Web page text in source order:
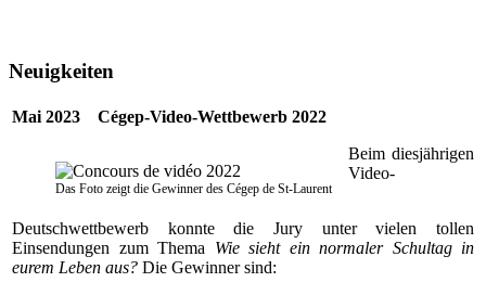
Neuigkeiten
Mai 2023 Cégep-Video-Wettbewerb 2022
Das Foto zeigt die Gewinner des Cégep de St-Laurent
Beim diesjährigen
Video-
Deutschwettbewerb konnte die Jury unter vielen tollen
Einsendungen zum Thema Wie sieht ein normaler Schultag in
eurem Leben aus? Die Gewinner sind: